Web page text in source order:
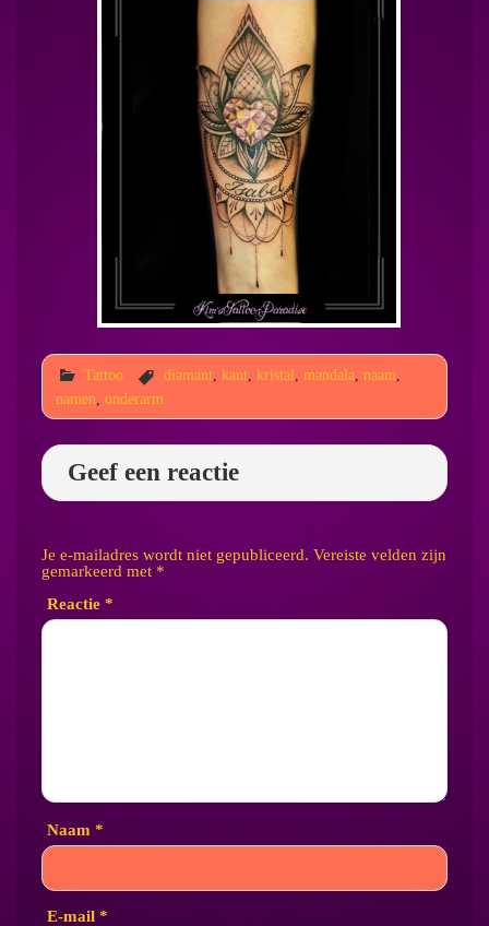
Tattoo diamant, kant, kristal mandala naam
namen onderarm
Geef een reactie
Je e-mailadres wordt niet gepubliceerd. Vereiste velden zijn
gemarkeerd met *
Reactie *
Naam *
E-mail *